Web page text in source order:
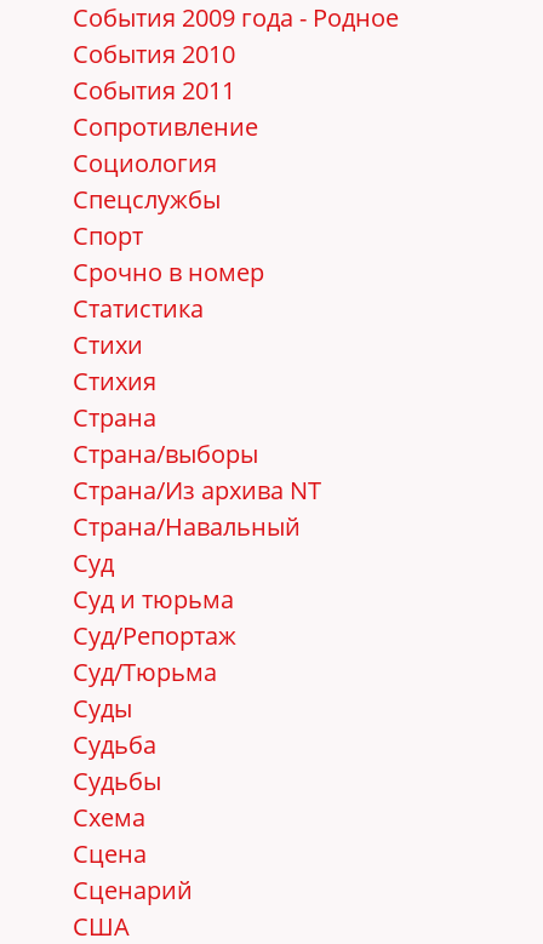
События 2009 года - Родное
События 2010
События 2011
Сопротивление
Социология
Спецслужбы
Спорт
Срочно в номер
Статистика
Стихи
Стихия
Страна
Страна/выборы
Страна/Из архива NT
Страна/Навальный
Суд
Суд и тюрьма
Суд/Репортаж
Суд/Тюрьма
Суды
Судьба
Судьбы
Схема
Сцена
Сценарий
США